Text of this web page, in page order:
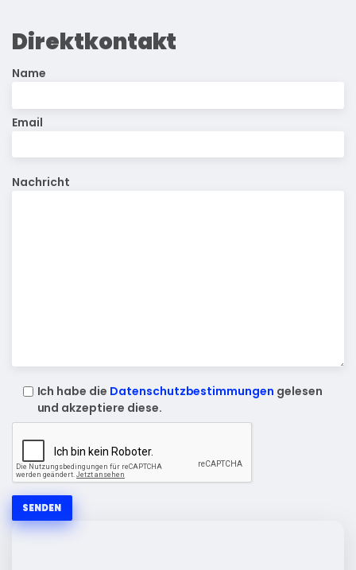
Direktkontakt
Name
Email
Nachricht
Ich habe die Datenschutzbestimmungen gelesen
und akzeptiere diese.